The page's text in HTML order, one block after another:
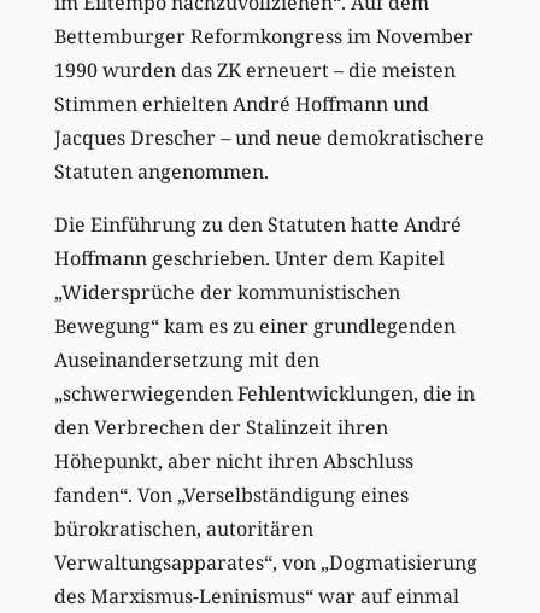
Bettemburger Reformkongress im November
1990 wurden das ZK erneuert – die meisten
Stimmen erhielten André Hoffmann und
Jacques Drescher – und neue demokratischere
Statuten angenommen.
Die Einführung zu den Statuten hatte André
Hoffmann geschrieben. Unter dem Kapitel
„Widersprüche der kommunistischen
Bewegung“ kam es zu einer grundlegenden
Auseinandersetzung mit den
„schwerwiegenden Fehlentwicklungen, die in
den Verbrechen der Stalinzeit ihren
Höhepunkt, aber nicht ihren Abschluss
fanden“. Von „Verselbständigung eines
bürokratischen, autoritären
Verwaltungsapparates“, von „Dogmatisierung
des Marxismus-Leninismus“ war auf einmal